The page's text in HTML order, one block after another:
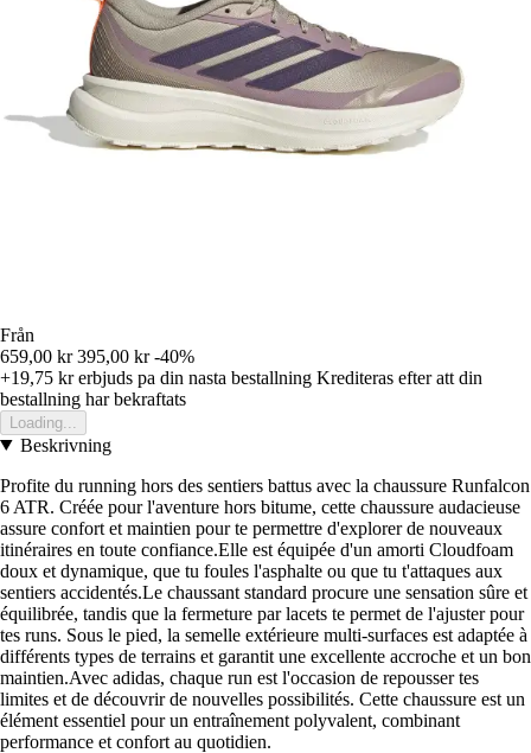
Från
659,00 kr 395,00 kr -40%
+19,75 krerbjuds pa din nasta bestallning Krediteras efter att din
bestallning har bekraftats
Loading...
Beskrivning
Profite du running hors des sentiers battus avec la chaussure Runfalcon
6 ATR. Créée pour l'aventure hors bitume, cette chaussure audacieuse
assure confort et maintien pour te permettre d'explorer de nouveaux
itinéraires en toute confiance.Elle est équipée d'un amorti Cloudfoam
doux et dynamique, que tu foules l'asphalte ou que tu t'attaques aux
sentiers accidentés.Le chaussant standard procure une sensation sûre et
équilibrée, tandis que la fermeture par lacets te permet de l'ajuster pour
tes runs. Sous le pied, la semelle extérieure multi-surfaces est adaptée à
différents types de terrains et garantit une excellente accroche et un bon
maintien.Avec adidas, chaque run est l'occasion de repousser tes
limites et de découvrir de nouvelles possibilités. Cette chaussure est un
élément essentiel pour un entraînement polyvalent, combinant
performance et confort au quotidien.